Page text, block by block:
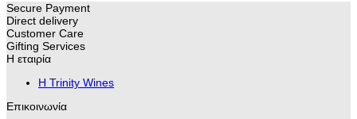
Secure Payment
Direct delivery
Customer Care
Gifting Services
Η εταιρία
H Trinity Wines
Επικοινωνία